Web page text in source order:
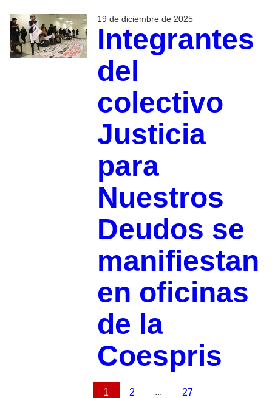
19 de diciembre de 2025
Integrantes
del
colectivo
Justicia
para
Nuestros
Deudos se
manifiestan
en oficinas
de la
Coespris
1 2 ... 27